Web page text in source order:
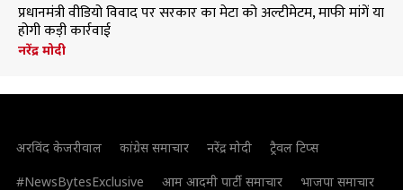
प्रधानमंत्री वीडियो विवाद पर सरकार का मेटा को अल्टीमेटम, माफी मांगें या
होगी कड़ी कार्रवाई
नरेंद्र मोदी
अरविंद केजरीवाल कांग्रेस समाचार नरेंद्र मोदी
ट्रैवल टिप्स
#NewsBytesExclusive
आम आदमी पार्टी समाचार भाजपा समाचार